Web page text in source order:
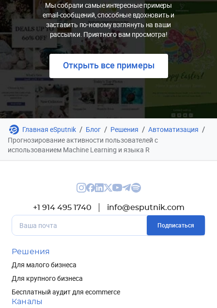
Мы собрали самые интересные примеры
email-сообщений, способные вдохновить и
заставить по-новому взглянуть на ваши
рассылки. Приятного вам просмотра!
Открыть все примеры
Главная eSputnik / Блог / Решения / Автоматизация /
Прогнозирование активности пользователей с
использованием Machine Learning и языка R
+1 914 495 1740 info@esputnik.com
Подписаться
Решения
Для малого бизнеса
Для крупного бизнеса
Бесплатный аудит для ecommerce
Каналы